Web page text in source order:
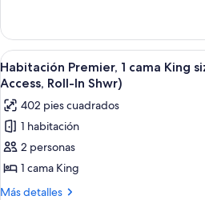
2
camas
matrimoniales,
Terraza
Abrir
todas
las
fotos
de
Habitación
Premier,
1
5
Habitación Premier, 1 cama King
Access, Roll-In Shwr)
402 pies cuadrados
1 habitación
2 personas
1 cama King
Más detalles
Más